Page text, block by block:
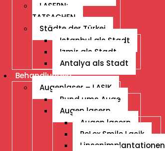
LASERN:
TATSACHEN
Städte der Türkei
Istanbul als Stadt
Izmir als Stadt
Antalya als Stadt
Behandlungen
Augenlaser – LASIK
Rund ums Auge
Augen lasern
Augen lasern
ReLex Smile Lasik
Linsenimplantationen